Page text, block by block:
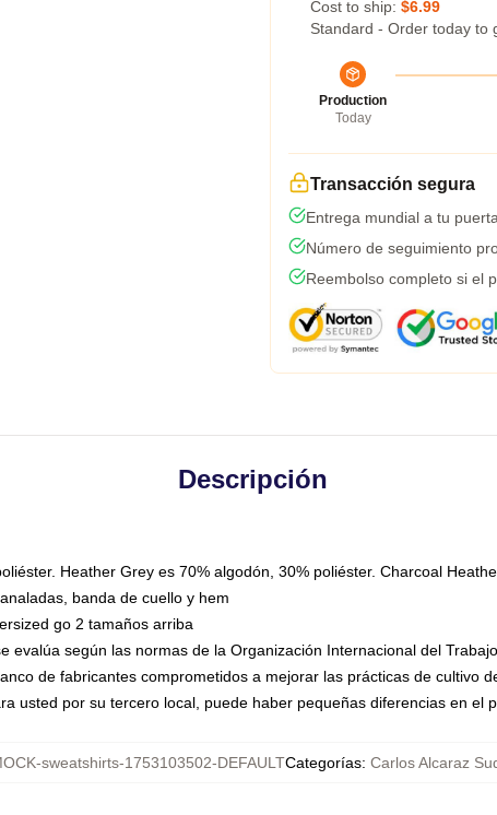
Cost to ship: $6.99
Standard - Order today to
Production
Today
Transacción segura
Entrega mundial a tu
Número de seguimiento
Reembolso completo si el
Descripción
Heather Grey es 70% algodón, 30% poliéster. Charcoal
banda de cuello y hem
go 2 tamaños arriba
evalúa según las normas de la Organización Internacional del Trabajo
de fabricantes comprometidos a mejorar las prácticas de cultivo
usted por su tercero local, puede haber pequeñas diferencias en el
sweatshirts-1753103502-DEFAULTCategorías: Carlos Alcaraz